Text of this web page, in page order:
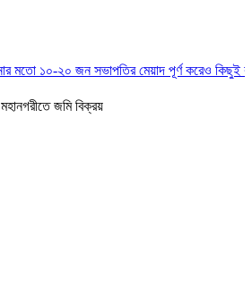
মতো ১০-২০ জন সভাপতির মেয়াদ পূর্ণ করেও কিছুই করতে
জমি বিক্রয়